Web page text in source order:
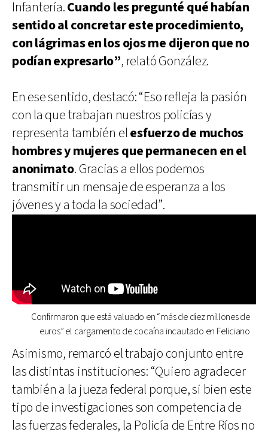
Infantería.Cuando les pregunté qué habían
sentido al concretar este procedimiento,
con lágrimas en los ojos me dijeron que no
podían expresarlo”, relató González.
En ese sentido, destacó: “Eso refleja la pasión
con la que trabajan nuestros policías y
representa también elesfuerzo de muchos
hombres y mujeres que permanecen en el
anonimato. Gracias a ellos podemos
transmitir un mensaje de esperanza a los
jóvenes y a toda la sociedad”.
Confirmaron que está valuado en “más de diez millones de
euros” el cargamento de cocaína incautado en Feliciano
Asimismo, remarcó el trabajo conjunto entre
las distintas instituciones: “Quiero agradecer
también a la jueza federal porque, si bien este
tipo de investigaciones son competencia de
las fuerzas federales, la Policía de Entre Ríos no